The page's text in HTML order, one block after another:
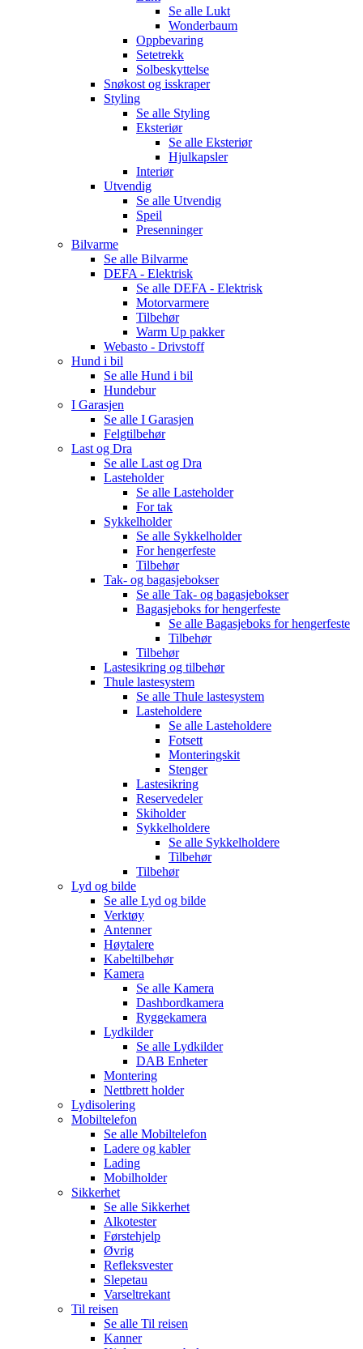
Se alle Lukt
Wonderbaum
Oppbevaring
Setetrekk
Solbeskyttelse
Snøkost og isskraper
Styling
Se alle Styling
Eksteriør
Se alle Eksteriør
Hjulkapsler
Interiør
Utvendig
Se alle Utvendig
Speil
Presenninger
Bilvarme
Se alle Bilvarme
DEFA - Elektrisk
Se alle DEFA - Elektrisk
Motorvarmere
Tilbehør
Warm Up pakker
Webasto - Drivstoff
Hund i bil
Se alle Hund i bil
Hundebur
I Garasjen
Se alle I Garasjen
Felgtilbehør
Last og Dra
Se alle Last og Dra
Lasteholder
Se alle Lasteholder
For tak
Sykkelholder
Se alle Sykkelholder
For hengerfeste
Tilbehør
Tak- og bagasjebokser
Se alle Tak- og bagasjebokser
Bagasjeboks for hengerfeste
Se alle Bagasjeboks for hengerfeste
Tilbehør
Tilbehør
Lastesikring og tilbehør
Thule lastesystem
Se alle Thule lastesystem
Lasteholdere
Se alle Lasteholdere
Fotsett
Monteringskit
Stenger
Lastesikring
Reservedeler
Skiholder
Sykkelholdere
Se alle Sykkelholdere
Tilbehør
Tilbehør
Lyd og bilde
Se alle Lyd og bilde
Verktøy
Antenner
Høytalere
Kabeltilbehør
Kamera
Se alle Kamera
Dashbordkamera
Ryggekamera
Lydkilder
Se alle Lydkilder
DAB Enheter
Montering
Nettbrett holder
Lydisolering
Mobiltelefon
Se alle Mobiltelefon
Ladere og kabler
Lading
Mobilholder
Sikkerhet
Se alle Sikkerhet
Alkotester
Førstehjelp
Øvrig
Refleksvester
Slepetau
Varseltrekant
Til reisen
Se alle Til reisen
Kanner